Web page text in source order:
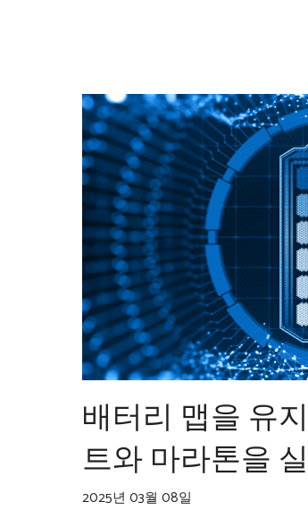
배터리 맵을 유
트와 마라톤을
2025년 03월 08일